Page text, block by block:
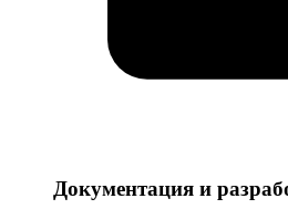
Документация и